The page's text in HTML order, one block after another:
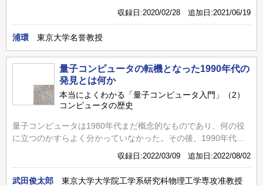
収録日:2020/02/28 追加日:2021/06/19
浦環 東京大学名誉教授
量子コンピュータの転機となった1990年代の
発見とは何か
本当によくわかる「量子コンピュータ入門」（2）
コンピュータの歴史
量子コンピュータは1980年代まだ概念的なものであり、何の役
に立つのかすらよく分かっていなかった。その後、1990年代...
収録日:2022/03/09 追加日:2022/08/02
武田俊太郎 東京大学大学院工学系研究科物理工学専攻准教授